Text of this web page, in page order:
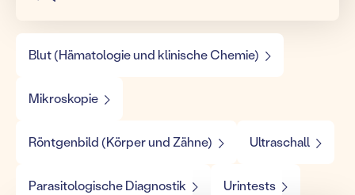
Blut (Hämatologie und klinische Chemie)
Mikroskopie
Röntgenbild (Körper und Zähne) Ultraschall
Parasitologische Diagnostik Urintests